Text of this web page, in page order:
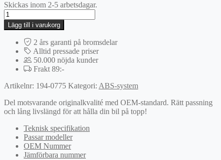
priset
341 kr.
priset
255,75 kr.
Skickas inom 2-5 arbetsdagar.
ABS-
givare
mängd
Lägg till i varukorg
2 års garanti på bromsdelar
Alltid pressade priser
50.000 nöjda kunder
Frakt 89:-
Artikelnr: 194-0775 Kategori: ABS-system
Del motsvarande originalkvalité med OEM-standard. Rätt passning
och lång livslängd för att hålla din bil på topp!
Teknisk specifikation
Passar modeller
OEM Nummer
Jämförbara nummer